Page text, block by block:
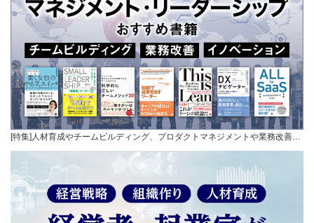
[特集]人材育成やチームビルディング、プロダクトマネジメントや業務改善…